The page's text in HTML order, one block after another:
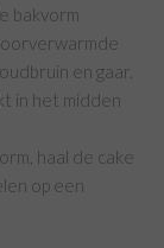
bakvorm
en gaar.
in het midden
haal de cake
op een